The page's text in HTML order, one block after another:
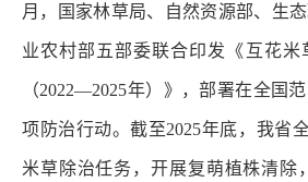
月，国家林草局、自然资源部、生
业农村部五部委联合印发《互花米
（2022—2025年）》，部署在全国
项防治行动。截至2025年底，我省
米草除治任务，开展复萌植株清除